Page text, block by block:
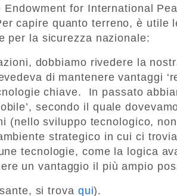
for International
capire quanto terreno, è utile
per la sicurezza nazionale:
dobbiamo rivedere la
di mantenere vantaggi
chiave. In passato
secondo il quale
(nello sviluppo tecnologico,
strategico in cui ci
tecnologie, come la logica
un vantaggio il più ampio
si trova qui).